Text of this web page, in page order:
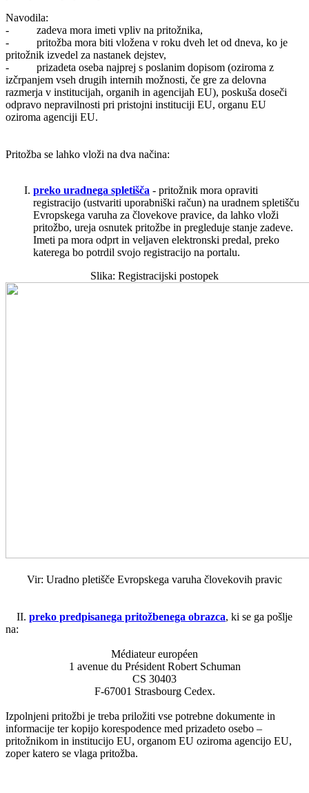
Navodila:
- zadeva mora imeti vpliv na pritožnika,
- pritožba mora biti vložena v roku dveh let od dneva, ko je
pritožnik izvedel za nastanek dejstev,
- prizadeta oseba najprej s poslanim dopisom (oziroma z
izčrpanjem vseh drugih internih možnosti, če gre za delovna
razmerja v institucijah, organih in agencijah EU), poskuša doseči
odpravo nepravilnosti pri pristojni instituciji EU, organu EU
oziroma agenciji EU.
Pritožba se lahko vloži na dva načina:
preko uradnega spletišča - pritožnik mora opraviti
registracijo (ustvariti uporabniški račun) na uradnem spletišču
Evropskega varuha za človekove pravice, da lahko vloži
pritožbo, ureja osnutek pritožbe in pregleduje stanje zadeve.
Imeti pa mora odprt in veljaven elektronski predal, preko
katerega bo potrdil svojo registracijo na portalu.
Slika: Registracijski postopek
Vir: Uradno pletišče Evropskega varuha človekovih pravic
II. preko predpisanega pritožbenega obrazca, ki se ga pošlje
na:
Médiateur européen
1 avenue du Président Robert Schuman
CS 30403
F-67001 Strasbourg Cedex.
Izpolnjeni pritožbi je treba priložiti vse potrebne dokumente in
informacije ter kopijo korespodence med prizadeto osebo –
pritožnikom in institucijo EU, organom EU oziroma agencijo EU,
zoper katero se vlaga pritožba.